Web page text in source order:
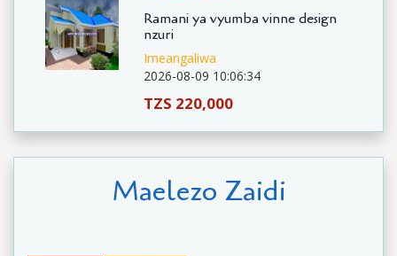
Ramani ya vyumba vinne design
nzuri
Imeangaliwa
2026-08-09 10:06:34
TZS 220,000
Maelezo Zaidi